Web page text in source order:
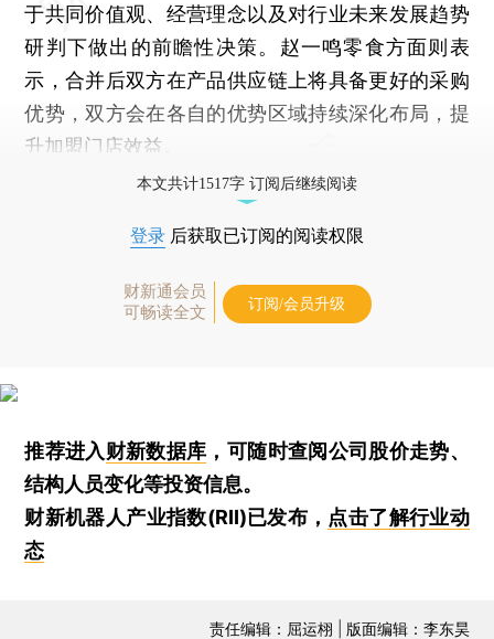
于共同价值观、经营理念以及对行业未来发展趋势
研判下做出的前瞻性决策。赵一鸣零食方面则表
示，合并后双方在产品供应链上将具备更好的采购
优势，双方会在各自的优势区域持续深化布局，提
升加盟门店效益。
本文共计1517字 订阅后继续阅读
登录 后获取已订阅的阅读权限
财新通会员
可畅读全文
订阅/会员升级
推荐进入财新数据库 ，可随时查阅公司股价走势、
结构人员变化等投资信息。
财新机器人产业指数(RII)已发布， 点击了解行业动
态
责任编辑：屈运栩 | 版面编辑：李东昊